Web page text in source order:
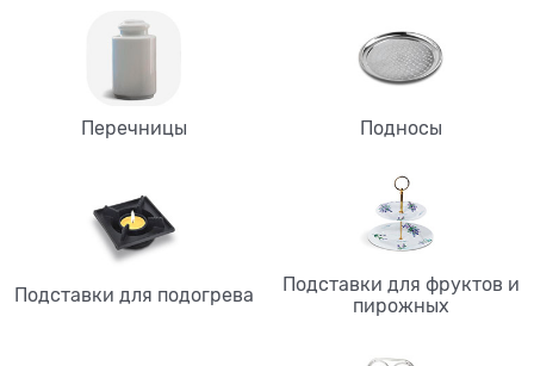
Перечницы Подносы
Подставки для подогрева
Подставки для фруктов и
пирожных